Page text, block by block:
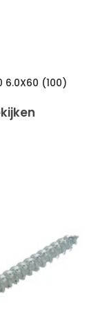
6.0X60 (100)